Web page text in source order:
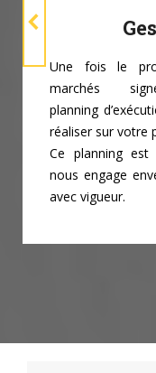
Une fois le
marchés
planning
réaliser sur votre
Ce planning est
nous engage
avec vigueur.